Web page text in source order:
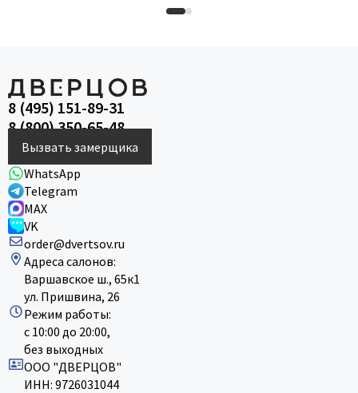
8 (495) 151-89-31
8 (800) 350-65-48
Вызвать замерщика
WhatsApp
Telegram
MAX
VK
order@dvertsov.ru
Адреса салонов:
Варшавское ш., 65к1
ул. Пришвина, 26
Режим работы:
с 10:00 до 20:00,
без выходных
ООО "ДВЕРЦОВ"
ИНН: 9726031044